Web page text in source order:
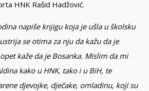
HNK Rašid Hadžović.
napiše knjigu koja je ušla u školsku
se otima za nju da kažu da je
kaže da je Bosanka. Mislim da mi
kako u HNK, tako i u BiH, te
djevojke, dječake, omladinu, koji su